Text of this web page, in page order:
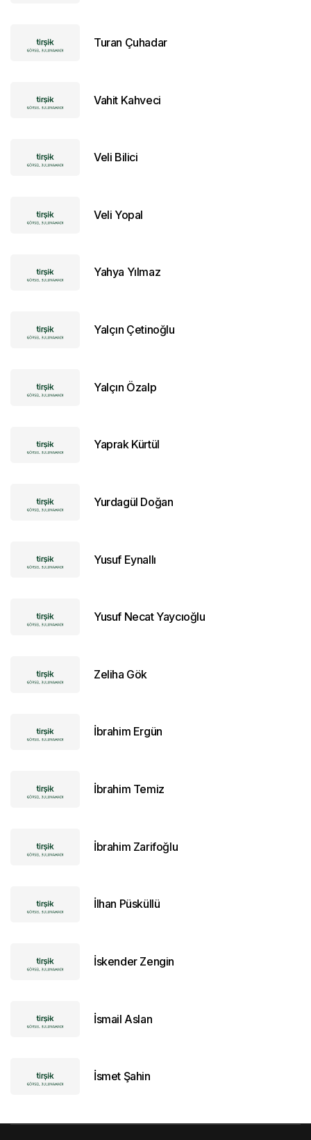
Turan Çuhadar
Vahit Kahveci
Veli Bilici
Veli Yopal
Yahya Yılmaz
Yalçın Çetinoğlu
Yalçın Özalp
Yaprak Kürtül
Yurdagül Doğan
Yusuf Eynallı
Yusuf Necat Yaycıoğlu
Zeliha Gök
İbrahim Ergün
İbrahim Temiz
İbrahim Zarifoğlu
İlhan Püsküllü
İskender Zengin
İsmail Aslan
İsmet Şahin